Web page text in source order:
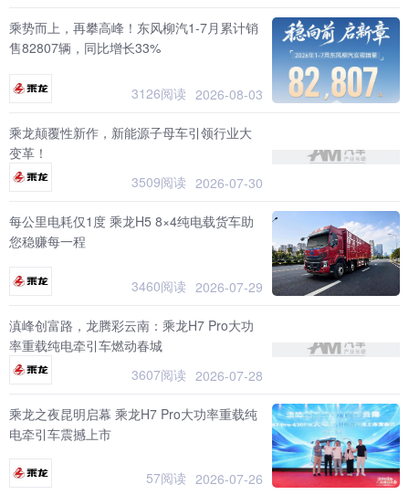
乘势而上，再攀高峰！东风柳汽1-7月累计销
售82807辆，同比增长33%
3126阅读 2026-08-03
乘龙颠覆性新作，新能源子母车引领行业大
变革！
3509阅读 2026-07-30
每公里电耗仅1度 乘龙H5 8×4纯电载货车助
您稳赚每一程
3460阅读 2026-07-29
滇峰创富路，龙腾彩云南：乘龙H7 Pro大功
率重载纯电牵引车燃动春城
3607阅读 2026-07-28
乘龙之夜昆明启幕 乘龙H7 Pro大功率重载纯
电牵引车震撼上市
57阅读 2026-07-26